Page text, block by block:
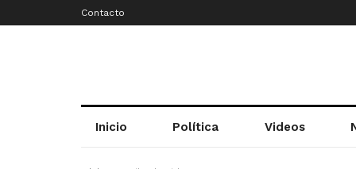
Contacto
Inicio Política Videos